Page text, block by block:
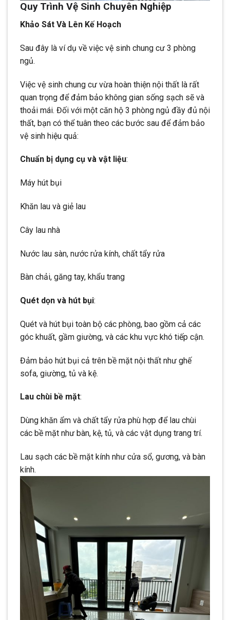
Quy Trình Vệ Sinh Chuyên Nghiệp
Khảo Sát Và Lên Kế Hoạch
Sau đây là ví dụ về việc vệ sinh chung cư 3 phòng
ngủ.
Việc vệ sinh chung cư vừa hoàn thiện nội thất là rất
quan trọng để đảm bảo không gian sống sạch sẽ và
thoải mái. Đối với một căn hộ 3 phòng ngủ đầy đủ nội
thất, bạn có thể tuân theo các bước sau để đảm bảo
vệ sinh hiệu quả:
Chuẩn bị dụng cụ và vật liệu:
Máy hút bụi
Khăn lau và giẻ lau
Cây lau nhà
Nước lau sàn, nước rửa kính, chất tẩy rửa
Bàn chải, găng tay, khẩu trang
Quét dọn và hút bụi:
Quét và hút bụi toàn bộ các phòng, bao gồm cả các
góc khuất, gầm giường, và các khu vực khó tiếp cận.
Đảm bảo hút bụi cả trên bề mặt nội thất như ghế
sofa, giường, tủ và kệ.
Lau chùi bề mặt:
Dùng khăn ẩm và chất tẩy rửa phù hợp để lau chùi
các bề mặt như bàn, kệ, tủ, và các vật dụng trang trí.
Lau sạch các bề mặt kính như cửa sổ, gương, và bàn
kính.